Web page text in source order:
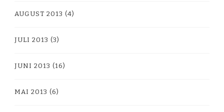
AUGUST 2013 (4)
JULI 2013 (3)
JUNI 2013 (16)
MAI 2013 (6)